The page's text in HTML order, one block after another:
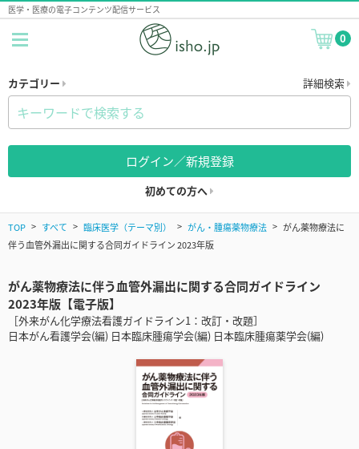
医学・医療の電子コンテンツ配信サービス
0
カテゴリー 詳細検索
ログイン／新規登録
初めての方へ
TOP すべて 臨床医学（テーマ別） がん・腫瘍薬物療法
がん薬物療法に
伴う血管外漏出に関する合同ガイドライン 2023年版
がん薬物療法に伴う血管外漏出に関する合同ガイドライン
2023年版【電子版】
［外来がん化学療法看護ガイドライン1：改訂・改題］
日本がん看護学会(編) 日本臨床腫瘍学会(編) 日本臨床腫瘍薬学会(編)